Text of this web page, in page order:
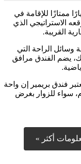
ممتازًا للإقامة في
الاستراتيجي الذي
القريبة.
وسائل الراحة التي
يضم الفندق مرافق
فندق بريمير إن واحة
من أفضل فنادق دبى 3 نجوم، سواء للزوار بغرض
أكثر »